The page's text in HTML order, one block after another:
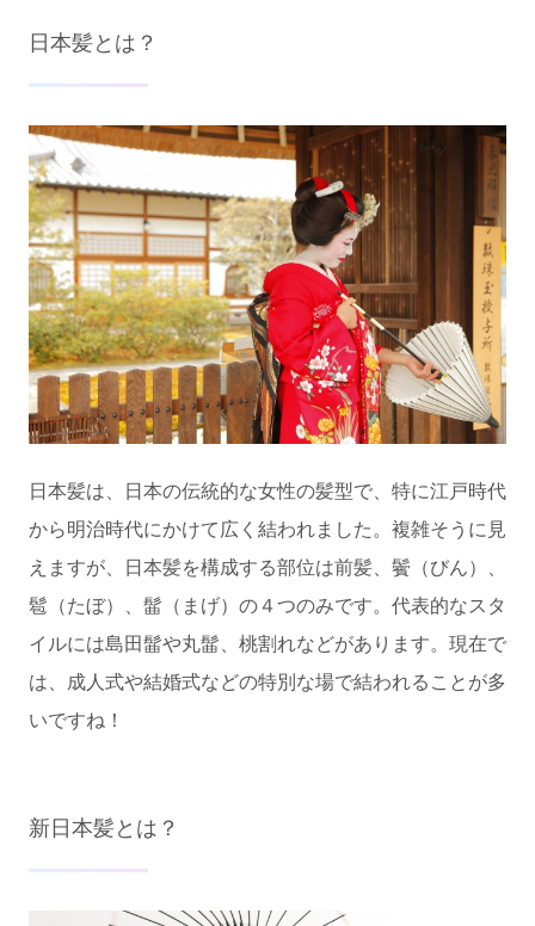
日本髪とは？
日本髪は、日本の伝統的な女性の髪型で、特に江戸時代
から明治時代にかけて広く結われました。複雑そうに見
えますが、日本髪を構成する部位は前髪、鬢（びん）、
髱（たぼ）、髷（まげ）の４つのみです。代表的なスタ
イルには島田髷や丸髷、桃割れなどがあります。現在で
は、成人式や結婚式などの特別な場で結われることが多
いですね！
新日本髪とは？